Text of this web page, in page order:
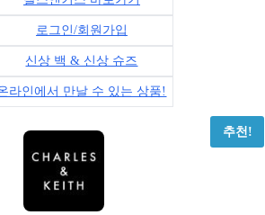
로그인/회원가입
신상 백 & 신상 슈즈
라인에서 만날 수 있는 상품!
추천!